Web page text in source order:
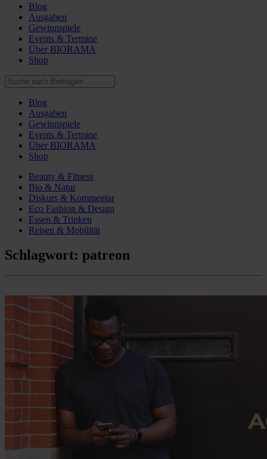
Blog
Ausgaben
Gewinnspiele
Events & Termine
Über BIORAMA
Shop
Blog
Ausgaben
Gewinnspiele
Events & Termine
Über BIORAMA
Shop
Beauty & Fitness
Bio & Natur
Diskurs & Kommentar
Eco Fashion & Design
Essen & Trinken
Reisen & Mobilität
Schlagwort: patreon